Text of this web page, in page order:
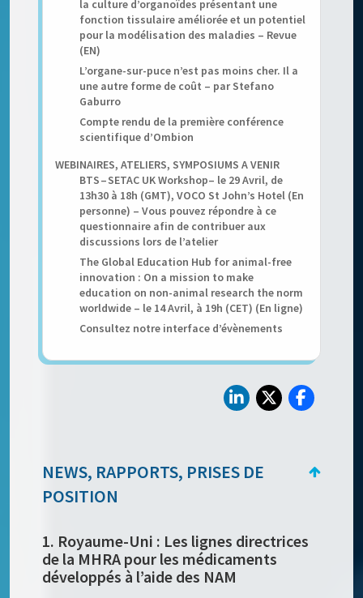
la culture d’organoïdes présentant une
fonction tissulaire améliorée et un potentiel
pour la modélisation des maladies – Revue
(EN)
L’organe-sur-puce n’est pas moins cher. Il a
une autre forme de coût – par Stefano
Gaburro
Compte rendu de la première conférence
scientifique d’Ombion
WEBINAIRES, ATELIERS, SYMPOSIUMS A VENIR
BTS – SETAC UK Workshop– le 29 Avril, de
13h30 à 18h (GMT), VOCO St John’s Hotel (En
personne) – Vous pouvez répondre à ce
questionnaire afin de contribuer aux
discussions lors de l’atelier
The Global Education Hub for animal-free
innovation : On a mission to make
education on non-animal research the norm
worldwide – le 14 Avril, à 19h (CET) (En ligne)
Consultez notre interface d’évènements
NEWS, RAPPORTS, PRISES DE
POSITION
1. Royaume-Uni : Les lignes directrices
de la MHRA pour les médicaments
développés à l’aide des NAM